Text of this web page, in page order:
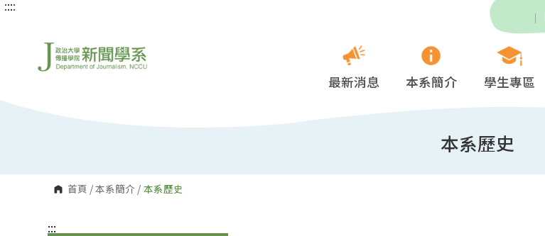
跳
:::
最新消息 本系簡介 學生專區
本系歷史
首頁 /本系簡介 / 本系歷史
:::
:::